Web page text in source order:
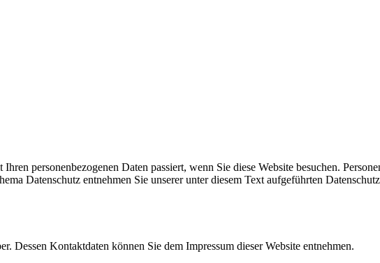
personenbezogenen Daten passiert, wenn Sie diese Website besuchen.
Datenschutz entnehmen Sie unserer unter diesem Text aufgeführten
Dessen Kontaktdaten können Sie dem Impressum dieser Website entnehmen.